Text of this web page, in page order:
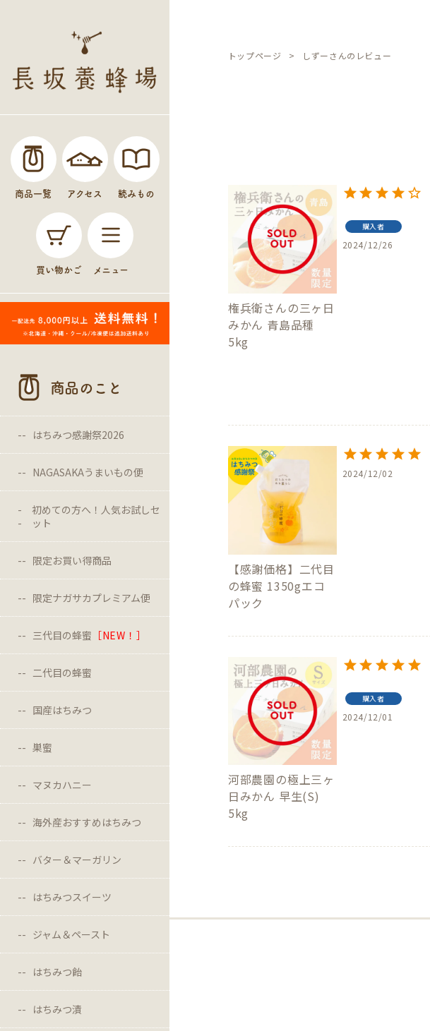
商品一覧 アクセス 読みもの
買い物かご メニュー
商品のこと
はちみつ感謝祭2026
NAGASAKAうまいもの便
初めての方へ！人気お試しセ
ット
限定お買い得商品
限定ナガサカプレミアム便
三代目の蜂蜜 ［NEW！］
二代目の蜂蜜
国産はちみつ
巣蜜
マヌカハニー
海外産おすすめはちみつ
バター＆マーガリン
はちみつスイーツ
ジャム＆ペースト
はちみつ飴
はちみつ漬
トップページ しずーさんのレビュー
権兵衛さんの三ヶ日
みかん 青島品種
5kg
購入者
2024/12/26
【感謝価格】二代目
の蜂蜜 1350gエコ
パック
2024/12/02
河部農園の極上三ヶ
日みかん 早生(S)
5kg
購入者
2024/12/01